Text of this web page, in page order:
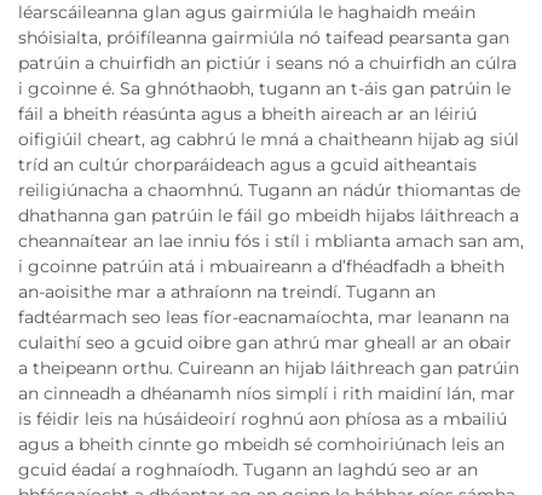
léarscáileanna glan agus gairmiúla le haghaidh meáin
shóisialta, próifíleanna gairmiúla nó taifead pearsanta gan
patrúin a chuirfidh an pictiúr i seans nó a chuirfidh an cúlra
i gcoinne é. Sa ghnóthaobh, tugann an t-áis gan patrúin le
fáil a bheith réasúnta agus a bheith aireach ar an léiriú
oifigiúil cheart, ag cabhrú le mná a chaitheann hijab ag siúl
tríd an cultúr chorparáideach agus a gcuid aitheantais
reiligiúnacha a chaomhnú. Tugann an nádúr thiomantas de
dhathanna gan patrúin le fáil go mbeidh hijabs láithreach a
cheannaítear an lae inniu fós i stíl i mblianta amach san am,
i gcoinne patrúin atá i mbuaireann a d’fhéadfadh a bheith
an-aoisithe mar a athraíonn na treindí. Tugann an
fadtéarmach seo leas fíor-eacnamaíochta, mar leanann na
culaithí seo a gcuid oibre gan athrú mar gheall ar an obair
a theipeann orthu. Cuireann an hijab láithreach gan patrúin
an cinneadh a dhéanamh níos simplí i rith maidiní lán, mar
is féidir leis na húsáideoirí roghnú aon phíosa as a mbailiú
agus a bheith cinnte go mbeidh sé comhoiriúnach leis an
gcuid éadaí a roghnaíodh. Tugann an laghdú seo ar an